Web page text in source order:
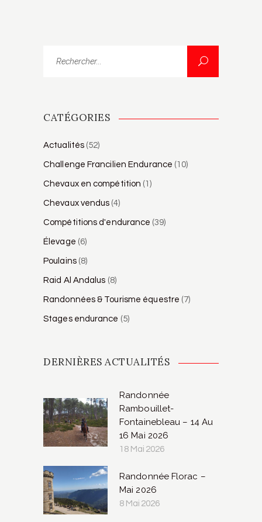
CATÉGORIES
Actualités (52)
Challenge Francilien Endurance (10)
Chevaux en compétition (1)
Chevaux vendus (4)
Compétitions d'endurance (39)
Élevage (6)
Poulains(8)
Raid Al Andalus (8)
Randonnées & Tourisme équestre (7)
Stages endurance (5)
DERNIÈRES ACTUALITÉS
Randonnée
Rambouillet-
Fontainebleau – 14 Au
16 Mai 2026
18 Mai 2026
Randonnée Florac –
Mai 2026
8 Mai 2026